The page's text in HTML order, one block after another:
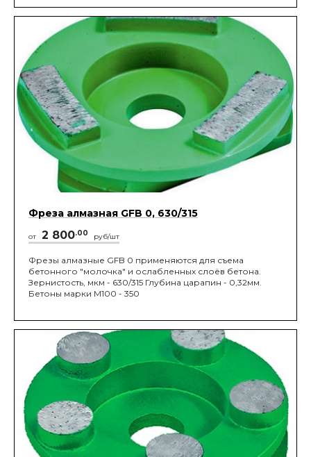
Фреза алмазная GFB 0, 630/315
от 2 800.00 руб/шт
Фрезы алмазные GFB 0 применяются для съема
бетонного "молочка" и ослабленных слоёв бетона.
Зернистость, мкм - 630/315 Глубина царапин - 0,32мм.
Бетоны марки М100 - 350